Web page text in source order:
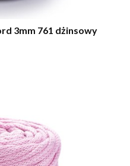
cord 3mm 761 dżinsowy